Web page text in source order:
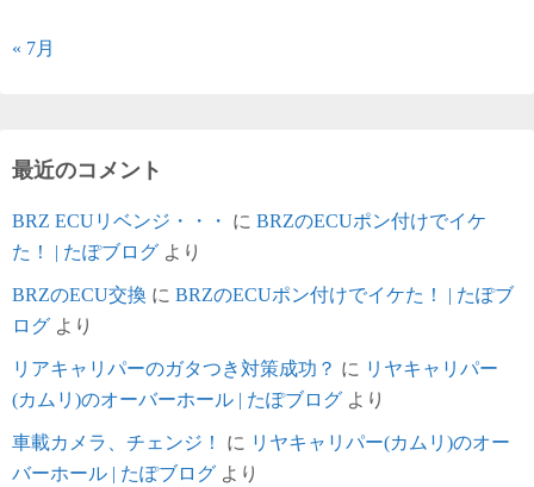
« 7月
最近のコメント
BRZ ECUリベンジ・・・ に BRZのECUポン付けでイケ
た！ | たぽブログ より
BRZのECU交換 に BRZのECUポン付けでイケた！ | たぽブ
ログ より
リアキャリパーのガタつき対策成功？ に リヤキャリパー
(カムリ)のオーバーホール | たぽブログ より
車載カメラ、チェンジ！ に リヤキャリパー(カムリ)のオー
バーホール | たぽブログ より